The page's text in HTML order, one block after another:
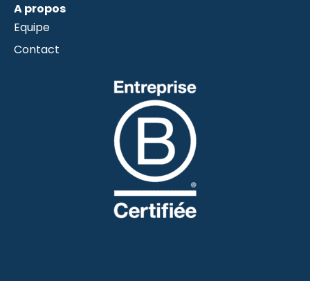
A propos
Equipe
Contact